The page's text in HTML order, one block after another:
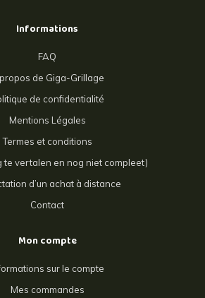
Informations
FAQ
de Giga-Grillage
de confidentialité
Mentions Légales
Termes et conditions
te vertalen en nog niet compleet)
d’un achat à distance
Contact
Mon compte
sur le compte
Mes commandes